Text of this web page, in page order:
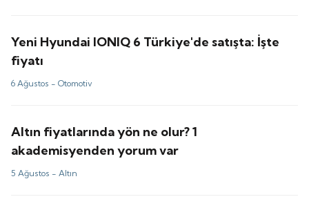
Yeni Hyundai IONIQ 6 Türkiye'de satışta: İşte
fiyatı
6 Ağustos -Otomotiv
Altın fiyatlarında yön ne olur? 1
akademisyenden yorum var
5 Ağustos -Altın